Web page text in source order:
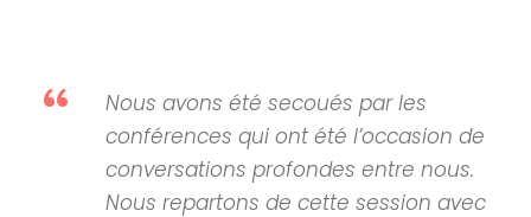
“
Nous avons été secoués par les
conférences qui ont été l’occasion de
conversations profondes entre nous.
Nous repartons de cette session avec